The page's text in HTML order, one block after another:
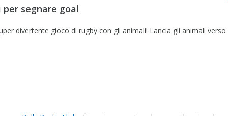
segnare goal
divertente gioco di rugby con gli animali! Lancia gli animali verso